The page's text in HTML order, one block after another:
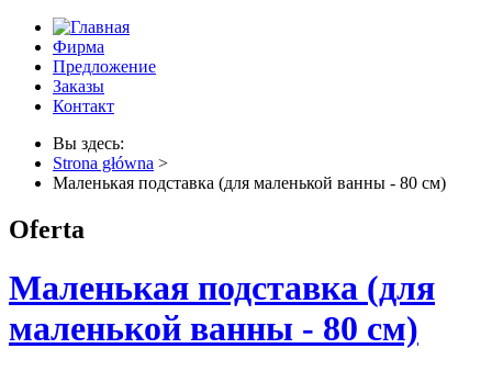
Фирма
Предложение
Заказы
Контакт
Вы здесь:
Strona główna >
Маленькая подставка (для маленькой ванны - 80 см)
Oferta
Маленькая подставка (для
маленькой ванны - 80 см)